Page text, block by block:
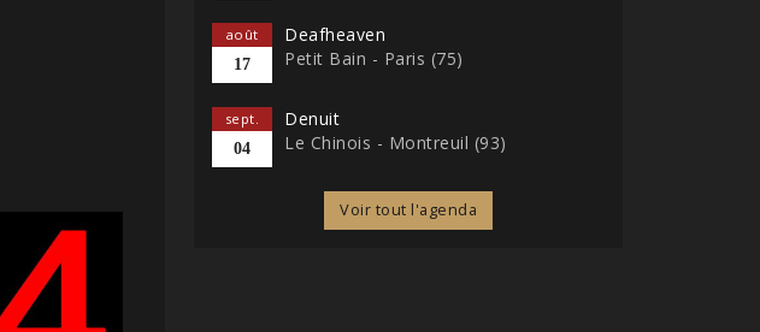
août
17
Deafheaven
Petit Bain - Paris (75)
sept.
04
Denuit
Le Chinois - Montreuil (93)
Voir tout l'agenda